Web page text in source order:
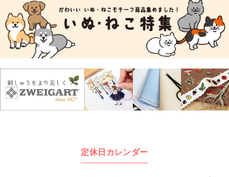
定休日カレンダー